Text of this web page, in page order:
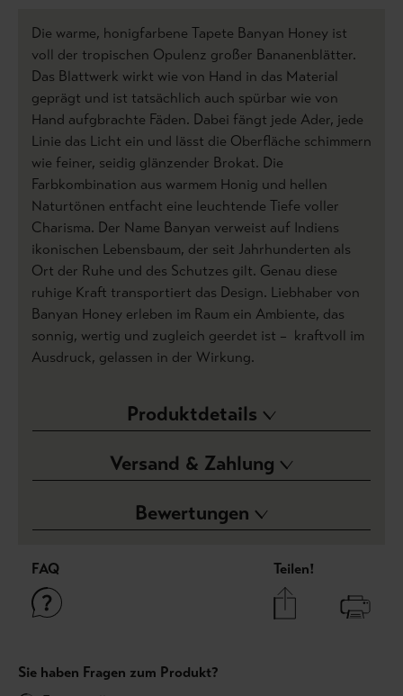
Die warme, honigfarbene Tapete Banyan Honey ist
voll der tropischen Opulenz großer Bananenblätter.
Das Blattwerk wirkt wie von Hand in das Material
geprägt und ist tatsächlich auch spürbar wie von
Hand aufgbrachte Fäden. Dabei fängt jede Ader, jede
Linie das Licht ein und lässt die Oberfläche schimmern
wie feiner, seidig glänzender Brokat. Die
Farbkombination aus warmem Honig und hellen
Naturtönen entfacht eine leuchtende Tiefe voller
Charisma. Der Name Banyan verweist auf Indiens
ikonischen Lebensbaum, der seit Jahrhunderten als
Ort der Ruhe und des Schutzes gilt. Genau diese
ruhige Kraft transportiert das Design. Liebhaber von
Banyan Honey erleben im Raum ein Ambiente, das
sonnig, wertig und zugleich geerdet ist – kraftvoll im
Ausdruck, gelassen in der Wirkung.
Produktdetails
Versand & Zahlung
Bewertungen
FAQ Teilen!
Sie haben Fragen zum Produkt?